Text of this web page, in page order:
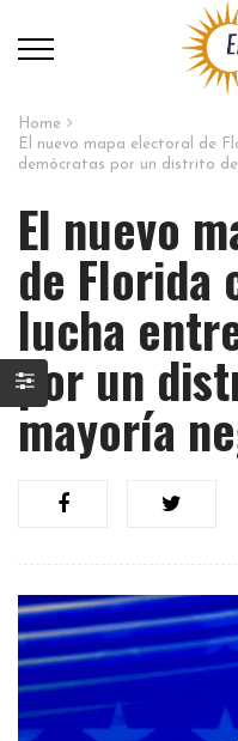
Home
El nuevo mapa electoral de
demócratas por un distrito
El nuevo
de Florida
lucha
por un
mayoría